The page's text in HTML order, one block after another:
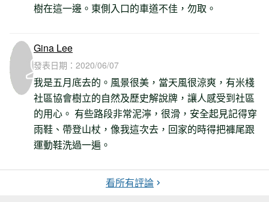
樹在這一邊。東側入口的車道不佳，勿取。
Gina Lee
發表日期： 2020/06/07
我是五月底去的。風景很美，當天風很涼爽，有米棧
社區協會樹立的自然及歷史解說牌，讓人感受到社區
的用心。 有些路段非常泥濘，很滑，安全起見記得穿
雨鞋、帶登山杖，像我這次去，回家的時得把褲尾跟
運動鞋洗過一遍。
看所有評論